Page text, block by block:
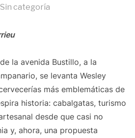
Sin categoría
la avenida Bustillo, a la
se levanta Wesley
más emblemáticas de
historia: cabalgatas, turismo
desde que casi no
y, ahora, una propuesta